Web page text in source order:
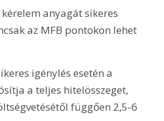
anyagát sikeres
az MFB pontokon lehet
igénylés esetén a
a teljes hitelösszeget,
függően 2,5-6